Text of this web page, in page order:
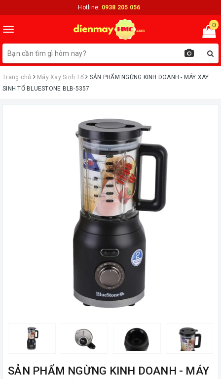
Hotline: 0938 205 056
Toggle
navigation
0
Trang chủ Máy Xay Sinh Tố
ㅤSẢN PHẨM NGỪNG KINH DOANH - MÁY XAY
SINH TỐ BLUESTONE BLB-5357
ㅤSẢN PHẨM NGỪNG KINH DOANH - MÁY